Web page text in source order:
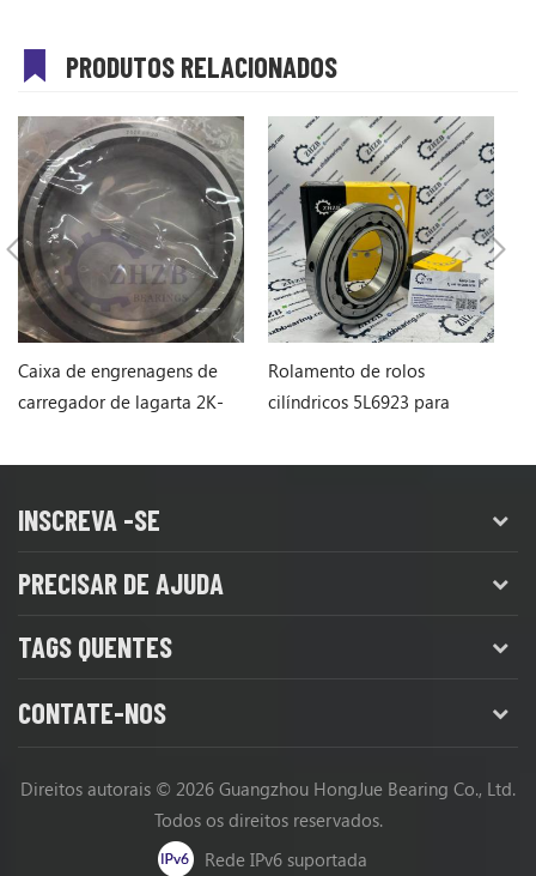
PRODUTOS RELACIONADOS
Caixa de engrenagens de
carregador de lagarta 2K-
Rolamento de rolos
cilíndricos 5L6923 para
Caterpillar
INSCREVA -SE
PRECISAR DE AJUDA
TAGS QUENTES
CONTATE-NOS
Direitos autorais © 2026 Guangzhou HongJue Bearing Co., Ltd.
Todos os direitos reservados.
Rede IPv6 suportada